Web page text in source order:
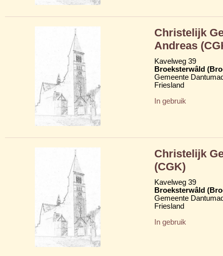
Christelijk
Andreas
Kavelweg 39
Broeksterwâld
Gemeente
Friesland
In gebruik
Christelijk
(CGK)
Kavelweg 39
Broeksterwâld
Gemeente
Friesland
In gebruik